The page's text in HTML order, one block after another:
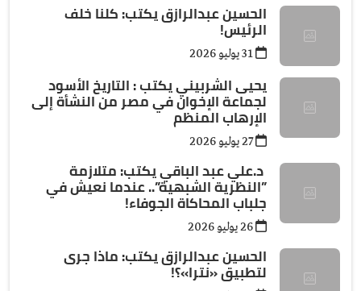
الحسين عبدالرازق يكتب: كلنا خلف
الرئيس!
يحيى الشربيني يكتب : التاريخ الأسود
لجماعة الإخوان في مصر من النشأة إلى
الإرهاب المنظم
27 يوليو 2026
د.علي عبد الباقي يكتب: ​متلازمة
”النظرية الشبهية”.. عندما نعيش في
جلباب المحاكاة الجوفاء!
الحسين عبدالرازق يكتب: ماذا جرى
لتطبيق «نترا»؟!